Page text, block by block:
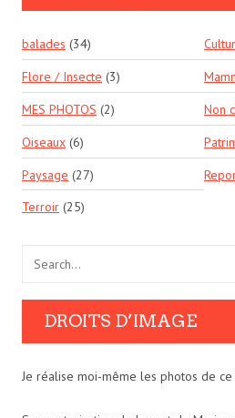
balades (34)
Flore / Insecte (3)
MES PHOTOS (2) Non
Oiseaux (6)
Paysage (27)
Terroir (25)
DROITS D’IMAGE
Je réalise moi-même les photos de